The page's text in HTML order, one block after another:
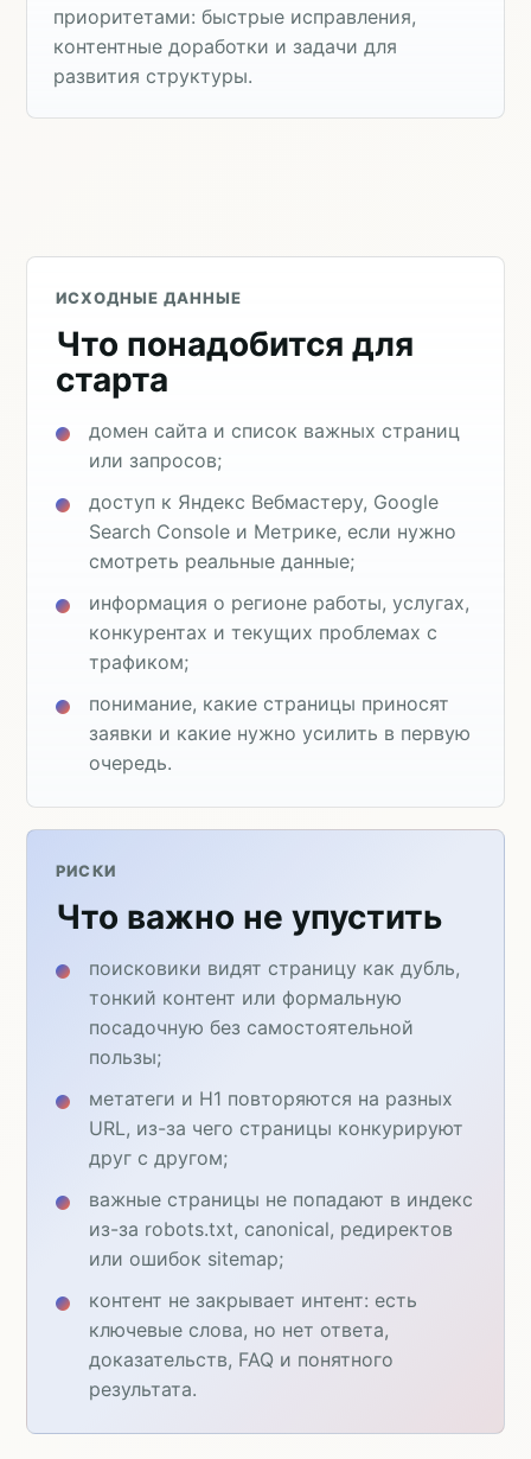
приоритетами: быстрые исправления,
контентные доработки и задачи для
развития структуры.
ИСХОДНЫЕ ДАННЫЕ
Что понадобится для
старта
домен сайта и список важных страниц
или запросов;
доступ к Яндекс Вебмастеру, Google
Search Console и Метрике, если нужно
смотреть реальные данные;
информация о регионе работы, услугах,
конкурентах и текущих проблемах с
трафиком;
понимание, какие страницы приносят
заявки и какие нужно усилить в первую
очередь.
РИСКИ
Что важно не упустить
поисковики видят страницу как дубль,
тонкий контент или формальную
посадочную без самостоятельной
пользы;
метатеги и H1 повторяются на разных
URL, из-за чего страницы конкурируют
друг с другом;
важные страницы не попадают в индекс
из-за robots.txt, canonical, редиректов
или ошибок sitemap;
контент не закрывает интент: есть
ключевые слова, но нет ответа,
доказательств, FAQ и понятного
результата.